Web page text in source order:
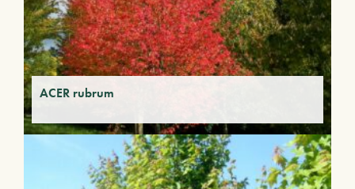
ACER rubrum